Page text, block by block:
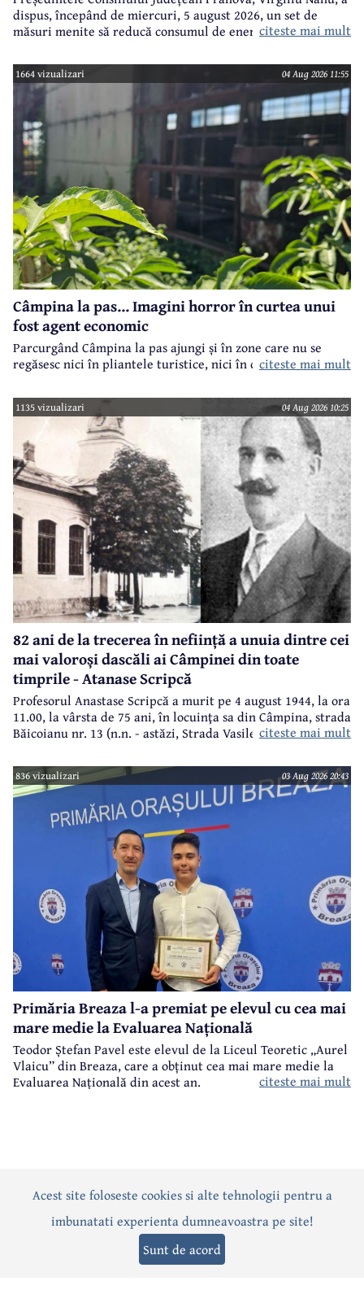
dispus, începând de miercuri, 5 august 2026, un set de
măsuri menite să reducă consumul de energie electrică în
ca parte a unui demers mai amplu de utilizare responsabilă
a fondurilor publice.
citeste mai mult
1664 vizualizari 04 Aug 2026 11:55
Câmpina la pas... Imagini horror în curtea unui
fost agent economic
Parcurgând Câmpina la pas ajungi și în zone care nu se
regăsesc nici în pliantele turistice, nici în cele.. electorale.
citeste mai mult
1135 vizualizari 04 Aug 2026 10:25
82 ani de la trecerea în neființă a unuia dintre cei
mai valoroși dascăli ai Câmpinei din toate
timprile - Atanase Scripcă
Profesorul Anastase Scripcă a murit pe 4 august 1944, la ora
11.00, la vârsta de 75 ani, în locuinţa sa din Câmpina, strada
Băicoianu nr. 13 (n.n. - astăzi, Strada Vasile Alecsandri).
Ulterior, meşterul popular Nicolae Goage aşează aici, în
memoria sa şi a soţiei, Maria Scripcă, o troiţă din lemn
sculptat,care astăzi, din păcate, nu mai există.
citeste mai mult
836 vizualizari 03 Aug 2026 20:43
Primăria Breaza l-a premiat pe elevul cu cea mai
mare medie la Evaluarea Națională
Teodor Ștefan Pavel este elevul de la Liceul Teoretic „Aurel
Vlaicu” din Breaza, care a obținut cea mai mare medie la
Evaluarea Națională din acest an.
citeste mai mult
ActualitatePoliticăSocialEvenimentInterviuri
Editorial Sport Anunțuri
Acest site foloseste cookies si alte tehnologii pentru a
imbunatati experienta dumneavoastra pe site!
Sunt de acord